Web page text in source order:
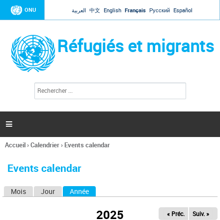
Jump to navigation
ONU العربية 中文 English Français Русский Español
Réfugiés et migrants
l
c
h
e

Vous
ici
Accueil›Calendrier› Events calendar
Events calendar
Mois Jour Année
2025 « Préc. Suiv. »